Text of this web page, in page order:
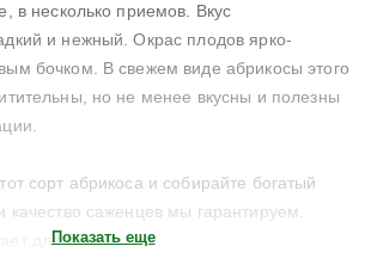
в несколько приемов. Вкус
и нежный. Окрас плодов ярко-
бочком. В свежем виде абрикосы этого
но не менее вкусны и полезны
сорт абрикоса и собирайте богатый
качество саженцев мы гарантируем.
для Вас!
Показать еще